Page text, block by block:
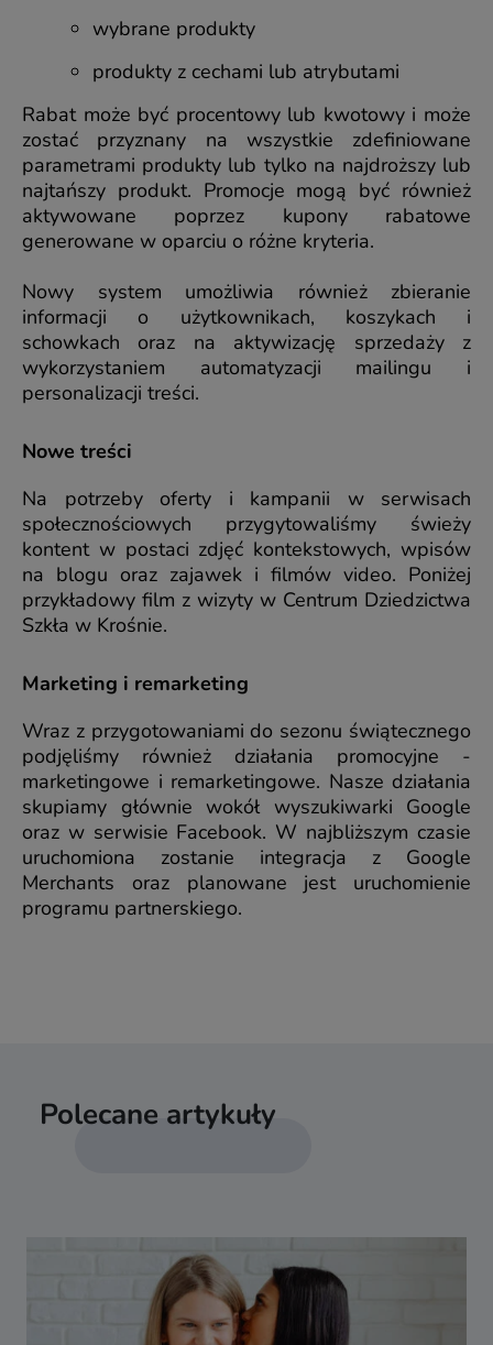
wybrane produkty
produkty z cechami lub atrybutami
Rabat może być procentowy lub kwotowy i może
zostać przyznany na wszystkie zdefiniowane
parametrami produkty lub tylko na najdroższy lub
najtańszy produkt. Promocje mogą być również
aktywowane poprzez kupony rabatowe
generowane w oparciu o różne kryteria.
Nowy system umożliwia również zbieranie
informacji o użytkownikach, koszykach i
schowkach oraz na aktywizację sprzedaży z
wykorzystaniem automatyzacji mailingu i
personalizacji treści.
Nowe treści
Na potrzeby oferty i kampanii w serwisach
społecznościowych przygytowaliśmy świeży
kontent w postaci zdjęć kontekstowych, wpisów
na blogu oraz zajawek i filmów video. Poniżej
przykładowy film z wizyty w Centrum Dziedzictwa
Szkła w Krośnie.
Marketing i remarketing
Wraz z przygotowaniami do sezonu świątecznego
podjęliśmy również działania promocyjne -
marketingowe i remarketingowe. Nasze działania
skupiamy głównie wokół wyszukiwarki Google
oraz w serwisie Facebook. W najbliższym czasie
uruchomiona zostanie integracja z Google
Merchants oraz planowane jest uruchomienie
programu partnerskiego.
Polecane artykuły